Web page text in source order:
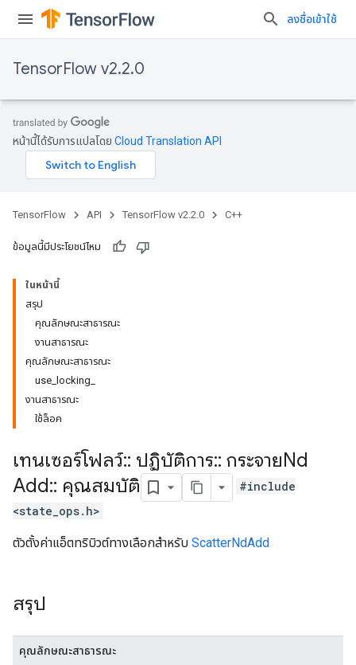
ลงชื่อเข้าใช้
TensorFlow v2.2.0
หน้านี้ได้รับการแปลโดย Cloud Translation API
TensorFlow API TensorFlow v2.2.0 C++
ข้อมูลนี้มีประโยชน์ไหม
ในหน้านี้
สรุป
คุณลักษณะสาธารณะ
งานสาธารณะ
คุณลักษณะสาธารณะ
use_locking_
งานสาธารณะ
ใช้ล็อค
เทนเซอร์โฟลว์:: ปฏิบัติการ:: กระจายNd
Add:: คุณสมบัติ
#include
<state_ops.h>
ตัวตั้งค่าแอ็ตทริบิวต์ทางเลือกสำหรับ ScatterNdAdd
สรุป
คุณลักษณะสาธารณะ